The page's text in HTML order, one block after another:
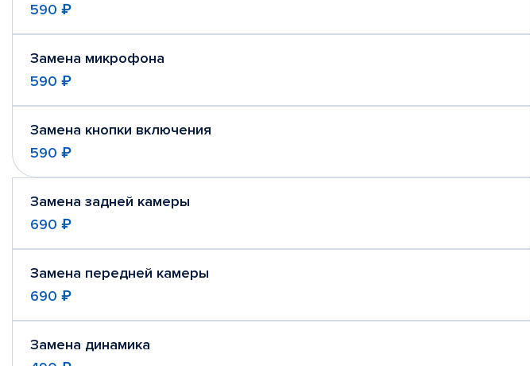
590 ₽
Замена микрофона
590 ₽
Замена кнопки включения
590 ₽
Замена задней камеры
690 ₽
Замена передней камеры
690 ₽
Замена динамика